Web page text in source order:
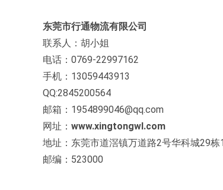
东莞市行通物流有限公司
联系人：胡小姐
电话：0769-22997162
手机：13059443913
QQ:2845200564
邮箱：1954899046@qq.com
网址： www.xingtongwl.com
地址：东莞市道滘镇万道路2号华科城29栋
邮编：523000